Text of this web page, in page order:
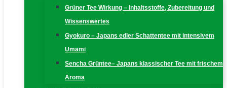
Grüner Tee Wirkung – Inhaltsstoffe, Zubereitung und
Wissenswertes
Gyokuro – Japans edler Schattentee mit intensivem
Umami
Sencha Grüntee– Japans klassischer Tee mit frischem
Aroma